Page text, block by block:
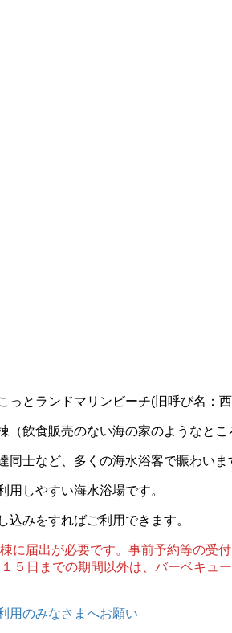
っとランドマリンビーチ(旧呼び名：
（飲食販売のない海の家のようなとこ
士など、多くの海水浴客で賑わいま
用しやすい海水浴場です。
みをすればご利用できます。
に届出が必要です。事前予約等の受付
日までの期間以外は、バーベキュ
用のみなさまへお願い